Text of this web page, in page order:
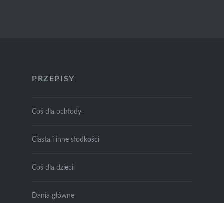
PRZEPISY
Coś dla ochłody
Ciasta i inne słodkości
Coś dla dzieci
Dania główne